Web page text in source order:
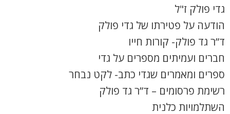
גדי פולק ז"ל
הודעה על פטירתו של גדי פולק
ד”ר גד פולק- קורות חייו
חברים ועמיתים מספרים על גדי
ספרים ומאמרים שגדי כתב- לקט נבחר
רשימת פרסומים – ד”ר גד פולק
השתלמויות כלנית